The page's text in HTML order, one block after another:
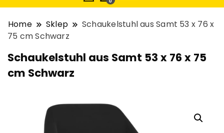
Home Sklep
Schaukelstuhl aus Samt 53 x 76 x
75 cm Schwarz
Schaukelstuhl aus Samt 53 x 76 x 75
cm Schwarz